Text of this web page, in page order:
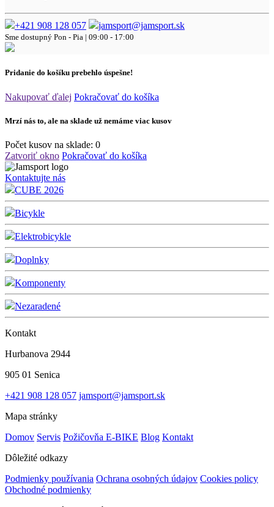
+421 908 128 057 jamsport@jamsport.sk
Sme dostupný Pon - Pia | 09:00 - 17:00
Pridanie do košíku prebehlo úspešne!
Nakupovať ďalej Pokračovať do košíka
Mrzí nás to, ale na sklade už nemáme viac kusov
Počet kusov na sklade: 0
Zatvoriť okno Pokračovať do košíka
Kontaktujte nás
CUBE 2026
Bicykle
Elektrobicykle
Doplnky
Komponenty
Nezaradené
Kontakt
Hurbanova 2944
905 01 Senica
+421 908 128 057 jamsport@jamsport.sk
Mapa stránky
Domov Servis Požičovňa E-BIKE Blog Kontakt
Dôležité odkazy
Podmienky používania Ochrana osobných údajov Cookies policy
Obchodné podmienky